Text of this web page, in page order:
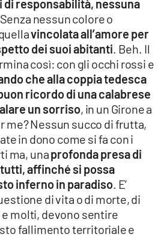
di responsabilità, nessuna
. Senza nessun colore o
vincolata all’amore per
dei suoi abitanti . Beh. Il
così: con gli occhi rossi e
che alla coppia tedesca
ricordo di una calabrese
un sorriso, in un Girone a
me? Nessun succo di frutta,
in dono come si fa con i
ma, unaprofonda presa di
affinché si possa
inferno in paradiso . E’
di vita o di morte, di
molti, devono sentire
fallimento territoriale e